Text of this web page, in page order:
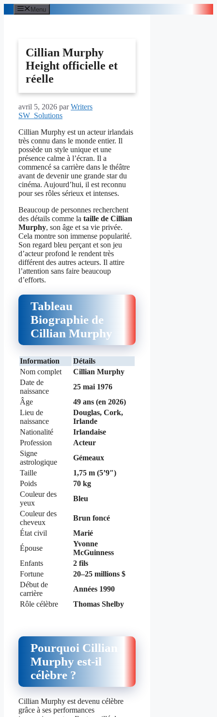
Aller
au
Menu
Cillian Murphy
Height officielle et
réelle
avril 5, 2026 parWriters
SW_Solutions
Cillian Murphy est un acteur irlandais
très connu dans le monde entier. Il
possède un style unique et une
présence calme à l’écran. Il a
commencé sa carrière dans le théâtre
avant de devenir une grande star du
cinéma. Aujourd’hui, il est reconnu
pour ses rôles sérieux et intenses.
Beaucoup de personnes recherchent
des détails comme la taille de Cillian
Murphy, son âge et sa vie privée.
Cela montre son immense popularité.
Son regard bleu perçant et son jeu
d’acteur profond le rendent très
différent des autres acteurs. Il attire
l’attention sans faire beaucoup
d’efforts.
Tableau
Biographie de
Cillian Murphy
Information
Détails
Nom complet
Cillian Murphy
Date de
naissance
25 mai 1976
Âge
49 ans (en 2026)
Lieu de
naissance
Douglas, Cork,
Irlande
Nationalité
Irlandaise
Profession
Acteur
Signe
astrologique
Gémeaux
Taille
1,75 m (5’9″)
Poids
70 kg
Couleur des
yeux
Bleu
Couleur des
cheveux
Brun foncé
État civil
Marié
Épouse
Yvonne
McGuinness
Enfants
2 fils
Fortune
20–25 millions $
Début de
carrière
Années 1990
Rôle célèbre
Thomas Shelby
Pourquoi Cillian
Murphy est-il
célèbre ?
Cillian Murphy est devenu célèbre
grâce à ses performances